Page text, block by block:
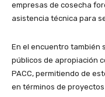
empresas de cosecha
asistencia técnica para
En el encuentro también
públicos de apropiación
PACC, permitiendo de
en términos de